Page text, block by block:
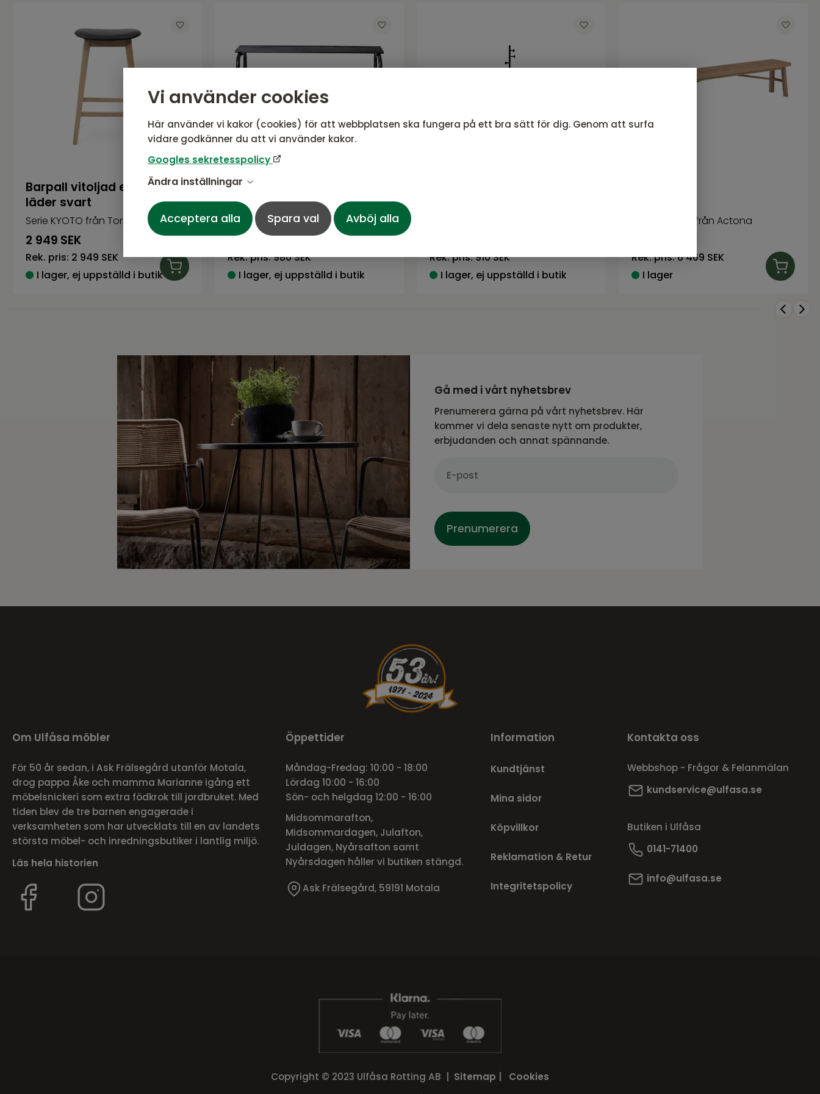
Vi använder cookies
Här använder vi kakor (cookies) för att webbplatsen ska fungera på ett bra sätt för dig. Genom att surfa
vidare godkänner du att vi använder kakor.
Googles sekretesspolicy
Ändra inställningar
Acceptera alla Spara val Avböj alla
Barpall vitoljad ek, sits
läder svart
Serie KYOTO från Torkelson
2 949 SEK
Rek. pris: 2 949 SEK
I lager, ej uppställd i butik
BASSE Skohylla svart med
mässingfot
Serie BASSE från NFG
833 SEK
Rek. pris:980 SEK
I lager, ej uppställd i butik
Rek. pris:910 SEK
I lager, ej uppställd i butik
Galway serie från Actona
Rek. pris:6 469 SEK
I lager
Gå med i vårt nyhetsbrev
Prenumerera gärna på vårt nyhetsbrev. Här
kommer vi dela senaste nytt om produkter,
erbjudanden och annat spännande.
Prenumerera
Om Ulfåsa möbler
För 50 år sedan, i Ask Frälsegård utanför Motala,
drog pappa Åke och mamma Marianne igång ett
möbelsnickeri som extra födkrok till jordbruket. Med
tiden blev de tre barnen engagerade i
verksamheten som har utvecklats till en av landets
största möbel- och inredningsbutiker i lantlig miljö.
Läs hela historien
Öppettider
Måndag-Fredag: 10:00 - 18:00
Lördag 10:00 - 16:00
Sön- och helgdag 12:00 - 16:00
Midsommarafton,
Midsommardagen, Julafton,
Juldagen, Nyårsafton samt
Nyårsdagen håller vi butiken stängd.
Ask Frälsegård, 59191 Motala
Information
Kundtjänst
Mina sidor
Köpvillkor
Reklamation & Retur
Integritetspolicy
Kontakta oss
Webbshop - Frågor & Felanmälan
kundservice@ulfasa.se
Butiken i Ulfåsa
0141-71400
info@ulfasa.se
Copyright © 2023 Ulfåsa Rotting AB | Sitemap
Cookies